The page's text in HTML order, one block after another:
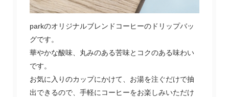
parkのオリジナルブレンドコーヒーのドリップバッ
グです。
華やかな酸味、丸みのある苦味とコクのある味わい
です。
お気に入りのカップにかけて、お湯を注ぐだけで抽
出できるので、手軽にコーヒーをお楽しみいただけ